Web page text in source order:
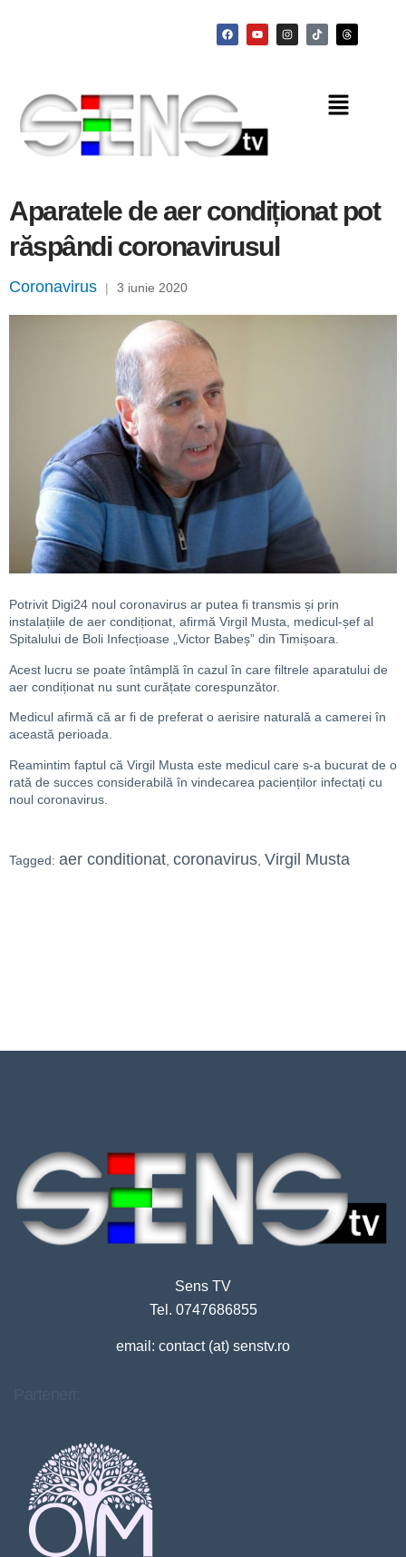
Aparatele de aer condiționat pot
răspândi coronavirusul
Coronavirus | 3 iunie 2020
Potrivit Digi24 noul coronavirus ar putea fi transmis și prin
instalațiile de aer condiționat, afirmă Virgil Musta, medicul-șef al
Spitalului de Boli Infecțioase „Victor Babeș” din Timișoara.
Acest lucru se poate întâmplă în cazul în care filtrele aparatului de
aer condiționat nu sunt curățate corespunzător.
Medicul afirmă că ar fi de preferat o aerisire naturală a camerei în
această perioada.
Reamintim faptul că Virgil Musta este medicul care s-a bucurat de o
rată de succes considerabilă în vindecarea pacienților infectați cu
noul coronavirus.
Tagged: aer conditionat, coronavirus, Virgil Musta
Sens TV
Tel. 0747686855
email: contact (at) senstv.ro